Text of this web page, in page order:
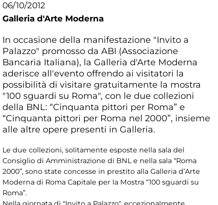
06/10/2012
Galleria d'Arte Moderna
In occasione della manifestazione "Invito a
Palazzo" promosso da ABI (Associazione
Bancaria Italiana), la Galleria d'Arte Moderna
aderisce all'evento offrendo ai visitatori la
possibilità di visitare gratuitamente la mostra
"100 sguardi su Roma", con le due collezioni
della BNL: “Cinquanta pittori per Roma” e
“Cinquanta pittori per Roma nel 2000”, insieme
alle altre opere presenti in Galleria.
Le due collezioni, solitamente esposte nella sala del
Consiglio di Amministrazione di BNL e nella sala “Roma
2000”, sono state concesse in prestito alla Galleria d’Arte
Moderna di Roma Capitale per la Mostra “100 sguardi su
Roma”.